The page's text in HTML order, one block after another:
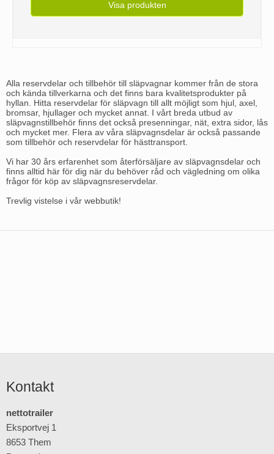
Visa produkten
Alla reservdelar och tillbehör till släpvagnar kommer från de stora
och kända tillverkarna och det finns bara kvalitetsprodukter på
hyllan. Hitta reservdelar för släpvagn till allt möjligt som hjul, axel,
bromsar, hjullager och mycket annat. I vårt breda utbud av
släpvagnstillbehör finns det också presenningar, nät, extra sidor, lås
och mycket mer. Flera av våra släpvagnsdelar är också passande
som tillbehör och reservdelar för hästtransport.
Vi har 30 års erfarenhet som återförsäljare av släpvagnsdelar och
finns alltid här för dig när du behöver råd och vägledning om olika
frågor för köp av släpvagnsreservdelar.
Trevlig vistelse i vår webbutik!
Kontakt
nettotrailer
Eksportvej 1
8653 Them